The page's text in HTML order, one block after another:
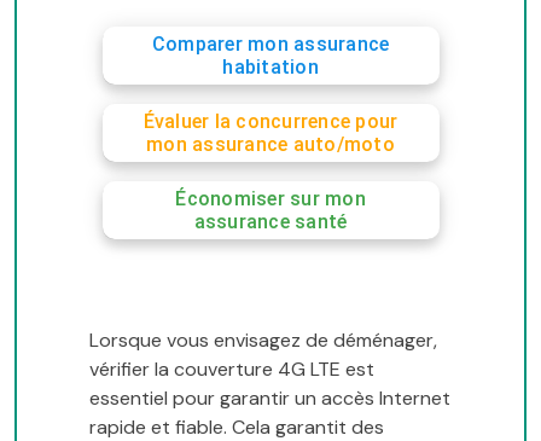
Comparer mon assurance
habitation
Évaluer la concurrence pour
mon assurance auto/moto
Économiser sur mon
assurance santé
Lorsque vous envisagez de déménager,
vérifier la couverture 4G LTE est
essentiel pour garantir un accès Internet
rapide et fiable. Cela garantit des